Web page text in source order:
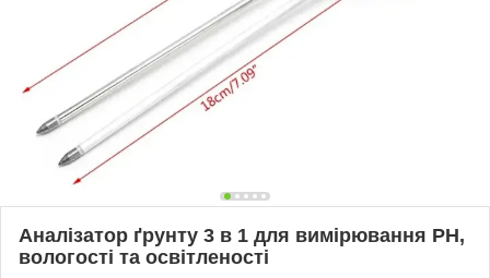
Аналізатор ґрунту 3 в 1 для вимірювання PH,
вологості та освітленості